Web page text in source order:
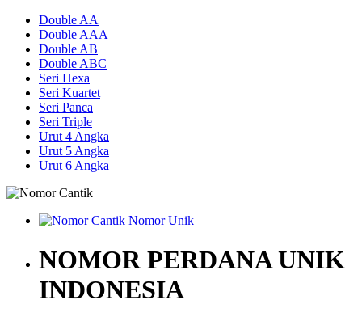
Double AA
Double AAA
Double AB
Double ABC
Seri Hexa
Seri Kuartet
Seri Panca
Seri Triple
Urut 4 Angka
Urut 5 Angka
Urut 6 Angka
NOMOR PERDANA UNIK
INDONESIA